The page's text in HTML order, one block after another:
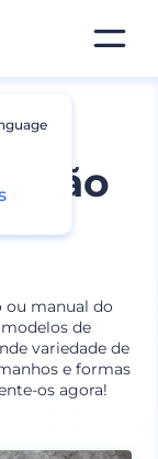
ou manual do
de
variedade de
e formas
os agora!